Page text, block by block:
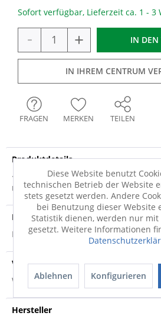
Sofort verfügbar, Lieferzeit ca. 1 - 3
- + IN DEN
IN IHREM CENTRUM
FRAGEN MERKEN TEILEN
Produktdetails
· Porzellan · 260 ml
mikrowellengeeignet ·
Produktsicherheit
Produktsicherheit
Versandinfo
Weitere Informationen zum Versand...
Hersteller
Diese Website benutzt
technischen Betrieb der Website
stets gesetzt werden. Andere
bei Benutzung dieser Website
Statistik dienen, werden nur
gesetzt. Weitere Informationen
Ablehnen Konfigurieren